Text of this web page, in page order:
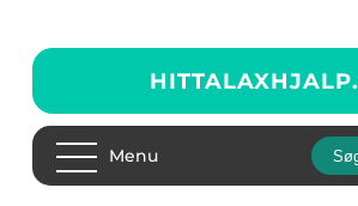
HITTALAXHJALP.
Menu